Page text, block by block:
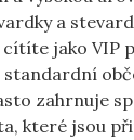
a
cítíte jako VIP
zahrnuje
které jsou